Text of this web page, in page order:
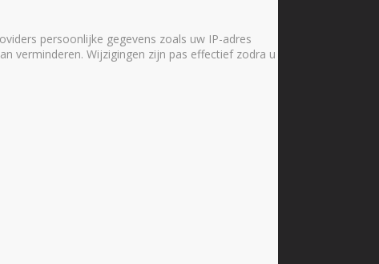
persoonlijke gegevens zoals uw IP-adres
verminderen. Wijzigingen zijn pas effectief zodra u